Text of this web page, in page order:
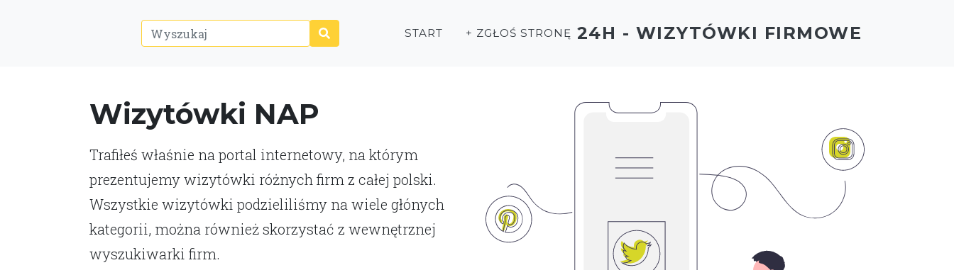
Wizytówki NAP
Trafiłeś właśnie na portal internetowy, na którym
prezentujemy wizytówki różnych firm z całej polski.
Wszystkie wizytówki podzieliliśmy na wiele głónych
kategorii, można również skorzystać z wewnętrznej
wyszukiwarki firm.
START + ZGŁOŚ STRONĘ 24H - WIZYTÓWKI FIRMOWE